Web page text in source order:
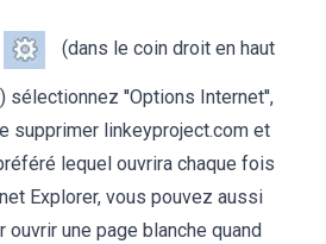
(dans le coin droit en haut
sélectionnez ''Options Internet'',
supprimer linkeyproject.com et
lequel ouvrira chaque fois
Explorer, vous pouvez aussi
ouvrir une page blanche quand